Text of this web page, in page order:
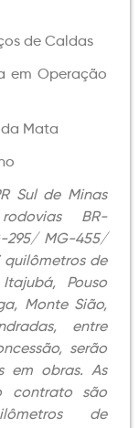
de Caldas
em Operação
da Mata
Sul de Minas
BR-
295/ MG-455/
quilômetros de
Pouso
Monte Sião,
entre
serão
em obras. As
contrato são
de